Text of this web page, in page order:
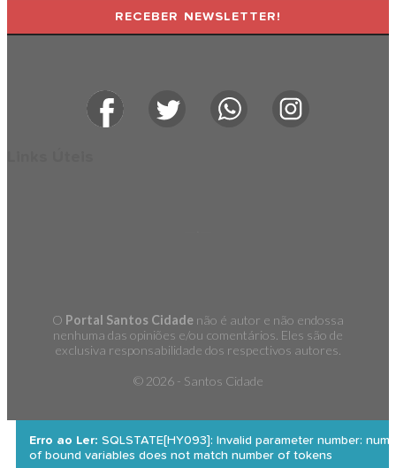
RECEBER NEWSLETTER!
O Portal Santos Cidade não é autor e não endossa
nenhuma das opiniões e/ou comentários. Eles são de
exclusiva responsabilidade dos respectivos autores.
© 2026 - Santos Cidade
Erro ao Ler: SQLSTATE[HY093]: Invalid parameter number:
of bound variables does not match number of tokens